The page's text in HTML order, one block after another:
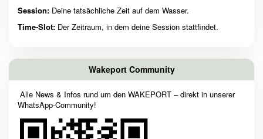
Session: Deine tatsächliche Zeit auf dem Wasser.
Time-Slot: Der Zeitraum, in dem deine Session stattfindet.
Wakeport Community
Alle News & Infos rund um den WAKEPORT – direkt in unserer
WhatsApp-Community!